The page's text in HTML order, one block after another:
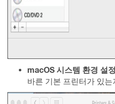
macOS 시스템 환경 설정
바른 기본 프린터가 있는